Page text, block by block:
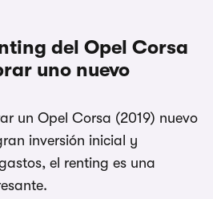
del Opel Corsa
uno nuevo
un Opel Corsa (2019) nuevo
inversión inicial y
el renting es una